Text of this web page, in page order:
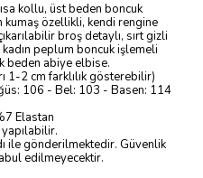
kollu, üst beden boncuk
özellikli, kendi rengine
broş detaylı, sırt gizli
peplum boncuk işlemeli
beden abiye elbise.
1-2 cm farklılık gösterebilir)
106 - Bel: 103 - Basen: 114
Elastan
ile gönderilmektedir. Güvenlik
edilmeyecektir.